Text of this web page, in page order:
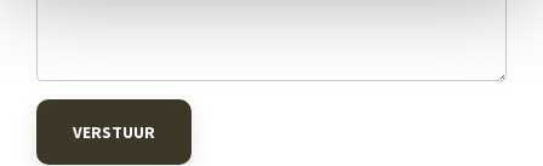
VERSTUUR